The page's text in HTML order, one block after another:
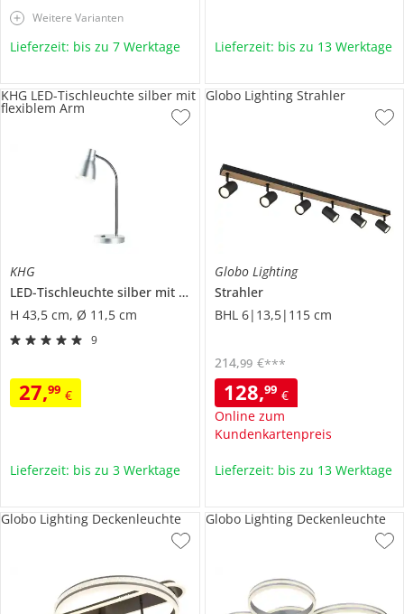
Weitere Varianten
Lieferzeit: bis zu 7 Werktage Lieferzeit: bis zu 13 Werktage
KHG
LED-Tischleuchte silber mit flexiblem Arm
H 43,5 cm, Ø 11,5 cm
9
27,99 €
KHG LED-Tischleuchte silber mit
flexiblem Arm
Lieferzeit: bis zu 3 Werktage
Globo Lighting
Strahler
BHL 6|13,5|115 cm
128,99 €
Online zum
Kundenkartenpreis
214,99 €***
Globo Lighting Strahler
Lieferzeit: bis zu 13 Werktage
Globo Lighting Deckenleuchte Globo Lighting Deckenleuchte